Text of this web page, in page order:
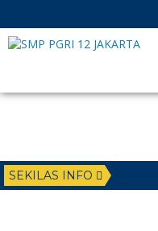
SEKILAS INFO